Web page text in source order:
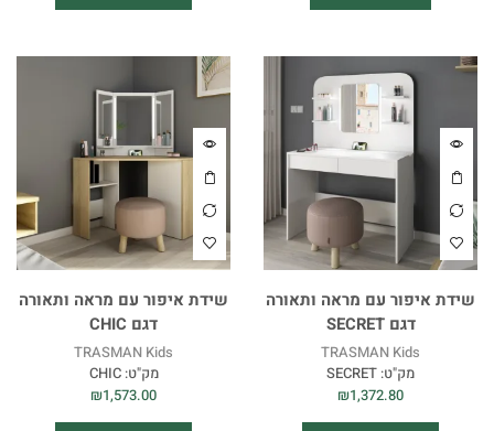
שידת איפור עם מראה ותאורה
דגם SECRET
TRASMAN Kids
מק"ט: SECRET
₪1,372.80
שידת איפור עם מראה ותאורה
דגם CHIC
TRASMAN Kids
מק"ט:CHIC
₪1,573.00